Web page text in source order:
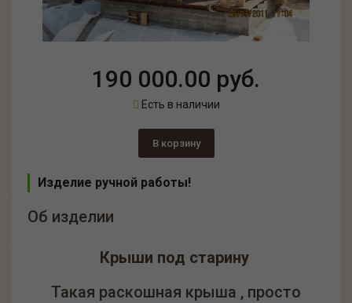
190 000.00 руб.
Есть в наличии
В корзину
Изделие ручной работы!
Об изделии
Крыши под старину
Такая раскошная крыша , просто